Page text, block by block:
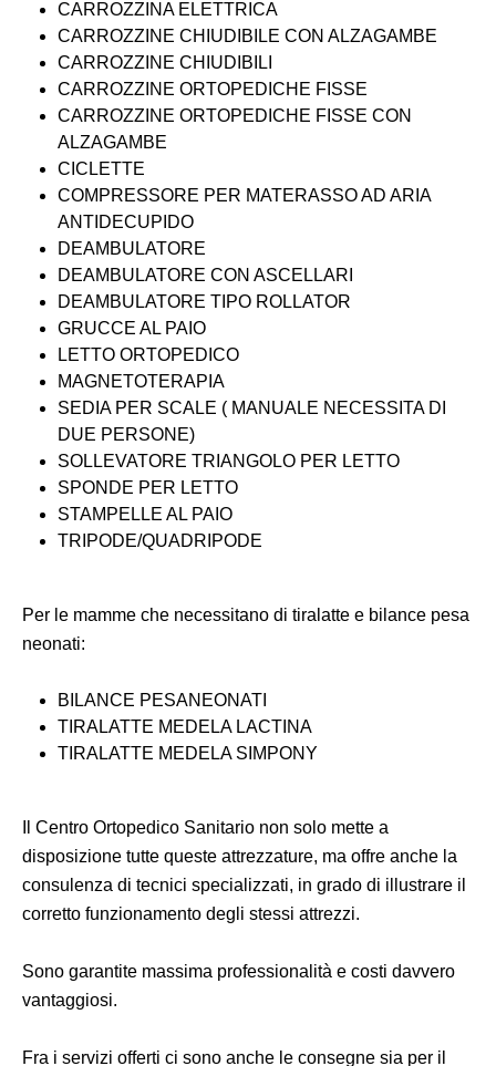
CARROZZINA ELETTRICA
CARROZZINE CHIUDIBILE CON ALZAGAMBE
CARROZZINE CHIUDIBILI
CARROZZINE ORTOPEDICHE FISSE
CARROZZINE ORTOPEDICHE FISSE CON
ALZAGAMBE
CICLETTE
COMPRESSORE PER MATERASSO AD ARIA
ANTIDECUPIDO
DEAMBULATORE
DEAMBULATORE CON ASCELLARI
DEAMBULATORE TIPO ROLLATOR
GRUCCE AL PAIO
LETTO ORTOPEDICO
MAGNETOTERAPIA
SEDIA PER SCALE ( MANUALE NECESSITA DI
DUE PERSONE)
SOLLEVATORE TRIANGOLO PER LETTO
SPONDE PER LETTO
STAMPELLE AL PAIO
TRIPODE/QUADRIPODE
Per le mamme che necessitano di tiralatte e bilance pesa
neonati:
BILANCE PESANEONATI
TIRALATTE MEDELA LACTINA
TIRALATTE MEDELA SIMPONY
Il Centro Ortopedico Sanitario non solo mette a
disposizione tutte queste attrezzature, ma offre anche la
consulenza di tecnici specializzati, in grado di illustrare il
corretto funzionamento degli stessi attrezzi.
Sono garantite massima professionalità e costi davvero
vantaggiosi.
Fra i servizi offerti ci sono anche le consegne sia per il